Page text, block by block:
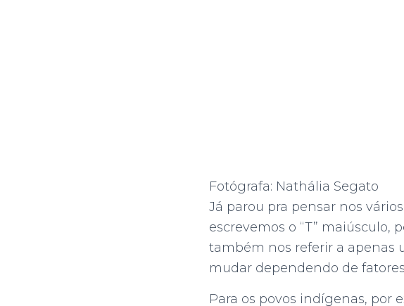
Fotógrafa: Nathália Segato
Já parou pra pensar nos
escrevemos o “T” maiúsculo,
também nos referir a apenas
mudar dependendo de
Para os povos indígenas, por